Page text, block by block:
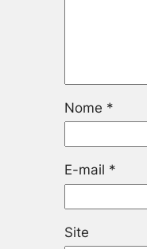
Nome *
E-mail *
Site